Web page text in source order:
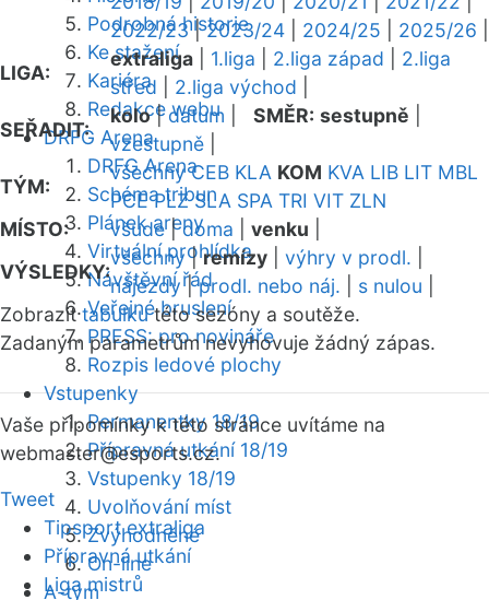
Podrobná historie
Ke stažení
Kariéra
Redakce webu
DRFG Arena
DRFG Arena
Schéma tribun
Plánek areny
Virtuální prohlídka
Návštěvní řád
Veřejné bruslení
PRESS: pro novináře
Rozpis ledové plochy
Vstupenky
Permanentky 18/19
Přípravná utkání 18/19
Vstupenky 18/19
Uvolňování míst
Zvýhodněné
On-line
A-tým
2022/23|2023/24 2024/25 2025/26
LIGA:
extraliga 1.liga 2.liga západ
2.liga
střed
2.liga východ
SEŘADIT:
kolo|datum SMĚR: sestupně
vzestupně
TÝM:
všechny CEB KLA KOM KVA LIB LIT MBL
PCE PLZ SLA SPA TRI VIT ZLN
MÍSTO:
všude|doma venku
VÝSLEDKY:
všechny|remízy výhry v prodl.
nájezdy|prodl. nebo náj. s nulou
Zobrazittabulkutéto sezóny a soutěže.
Zadaným parametrům nevyhovuje žádný zápas.
Vaše připomínky k této stránce uvítáme na
webmaster@esports.cz.
Tweet
Tipsport extraliga
Přípravná utkání
Liga mistrů